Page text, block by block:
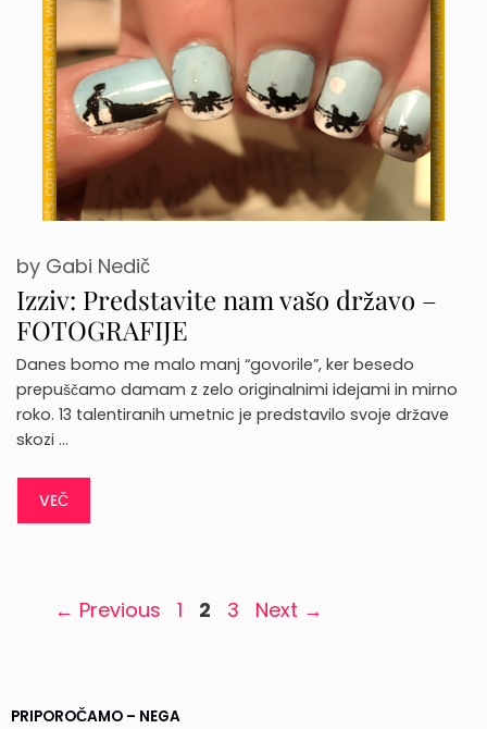
Izziv: Predstavite nam vašo državo –
FOTOGRAFIJE
by Gabi Nedič
Danes bomo me malo manj “govorile”, ker besedo
prepuščamo damam z zelo originalnimi idejami in mirno
roko. 13 talentiranih umetnic je predstavilo svoje države
skozi …
VEČ
← Previous Page
1 Page
2 Page
3 Next →
PRIPOROČAMO – NEGA